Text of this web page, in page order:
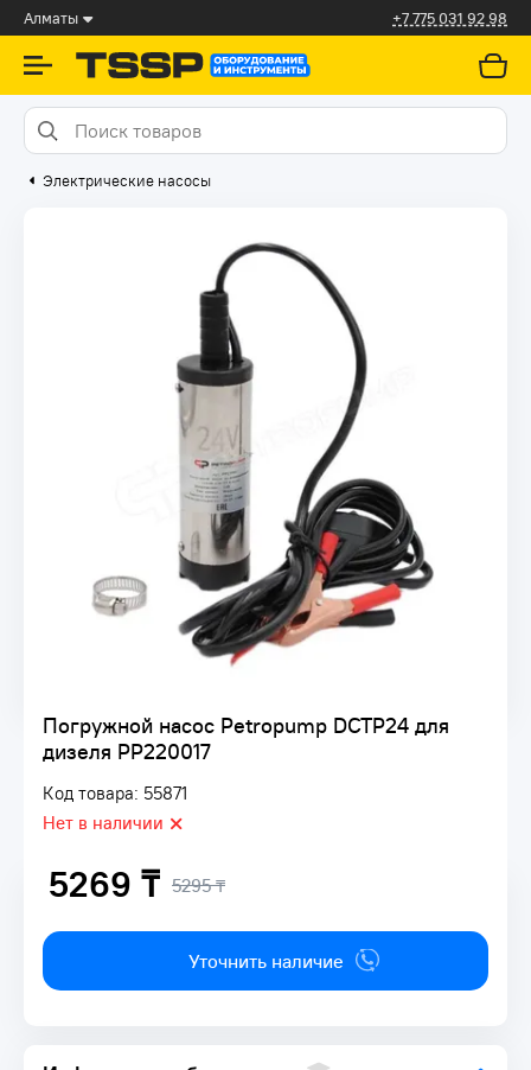
Алматы +7 775 031 92 98
Электрические насосы
Погружной насос Petropump DCTP24 для
дизеля PP220017
Код товара: 55871
Нет в наличии
5269 ₸ 5295 ₸
Уточнить наличие